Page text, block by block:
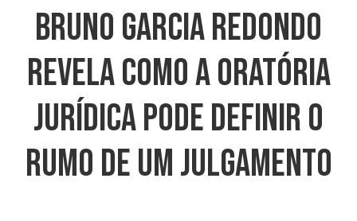
Bruno Garcia Redondo
Revela Como A Oratória
Jurídica Pode Definir O
Rumo De Um Julgamento